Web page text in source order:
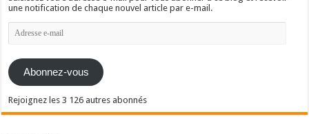
une notification de chaque nouvel article par e-mail.
Adresse
e-
Abonnez-vous
Rejoignez les 3 126 autres abonnés